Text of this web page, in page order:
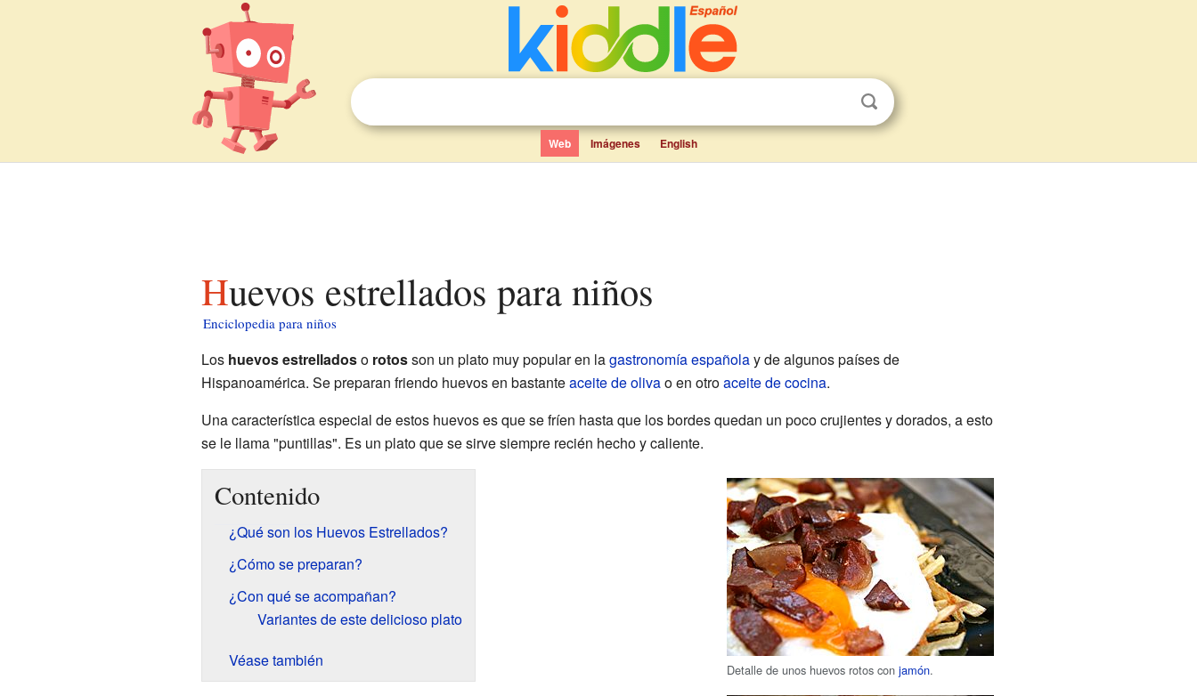
Web Imágenes English
Huevos estrellados para niños
Enciclopedia para niños
Los huevos estrelladoso rotosson un plato muy popular en lagastronomía españolay de algunos países de
Hispanoamérica. Se preparan friendo huevos en bastanteaceite de olivao en otroaceite de cocina.
Una característica especial de estos huevos es que se fríen hasta que los bordes quedan un poco crujientes y dorados, a esto
se le llama "puntillas". Es un plato que se sirve siempre recién hecho y caliente.
Detalle de unos huevos rotos conjamón.
Contenido
¿Qué son los Huevos Estrellados?
¿Cómo se preparan?
¿Con qué se acompañan?
Variantes de este delicioso plato
Véase también